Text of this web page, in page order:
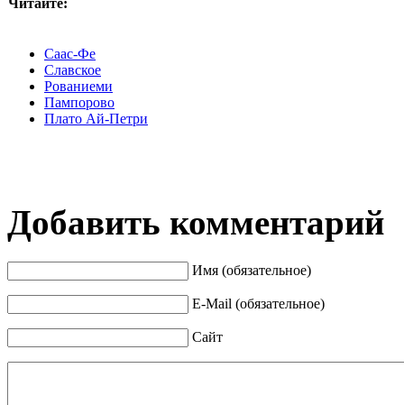
Саас-Фе
Славское
Рованиеми
Пампорово
Плато Ай-Петри
Добавить комментарий
Имя (обязательное)
E-Mail (обязательное)
Сайт